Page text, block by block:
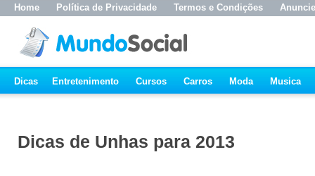
Home Política de Privacidade Termos e Condições Anuncie
Dicas Entretenimento Cursos Carros Moda Musica
Dicas de Unhas para 2013